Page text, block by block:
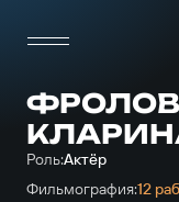
Роль:Актёр
Фильмография:12